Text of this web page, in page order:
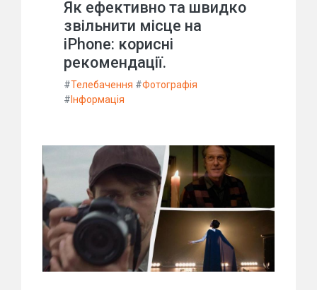
Як ефективно та швидко
звільнити місце на
iPhone: корисні
рекомендації.
#Телебачення #Фотографія
# Інформація